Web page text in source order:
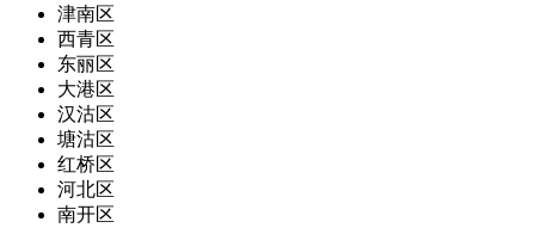
津南区
西青区
东丽区
大港区
汉沽区
塘沽区
红桥区
河北区
南开区